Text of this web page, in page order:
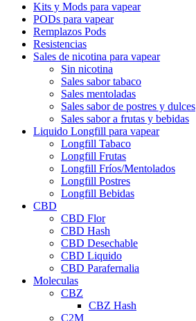
Kits y Mods para vapear
PODs para vapear
Remplazos Pods
Resistencias
Sales de nicotina para vapear
Sin nicotina
Sales sabor tabaco
Sales mentoladas
Sales sabor de postres y dulces
Sales sabor a frutas y bebidas
Liquido Longfill para vapear
Longfill Tabaco
Longfill Frutas
Longfill Fríos/Mentolados
Longfill Postres
Longfill Bebidas
CBD
CBD Flor
CBD Hash
CBD Desechable
CBD Liquido
CBD Parafernalia
Moleculas
CBZ
CBZ Hash
C2M